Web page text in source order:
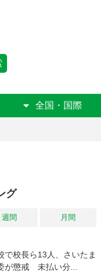
全国・国際
グ
週間 月間
で校長ら13人、さいたま
が懲戒 未払い分...